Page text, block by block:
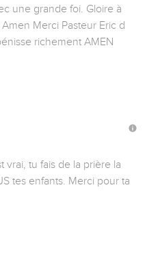
une grande foi. Gloire à
Merci Pasteur Eric d
richement AMEN
vrai, tu fais de la prière la
tes enfants. Merci pour ta